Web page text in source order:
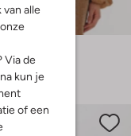
alle
Via de
kun je
of een
maten
Amsterdam
€ 43,99